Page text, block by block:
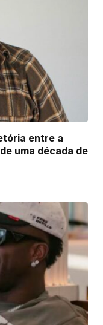
entre a
uma década de